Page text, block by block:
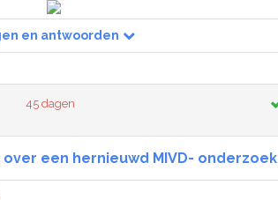
en antwoorden
45 dagen
over een hernieuwd MIVD- onderzoek